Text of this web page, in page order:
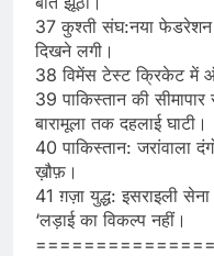
37 कुश्ती संघ:नया
दिखने लगी।
38 विमेंस टेस्ट क्रिकेट में
39 पाकिस्तान की
बारामूला तक दहलाई घाटी।
40 पाकिस्तान: जरांवाला
ख़ौफ़।
41 ग़ज़ा युद्ध: इसराइली
‘लड़ाई का विकल्प नहीं।